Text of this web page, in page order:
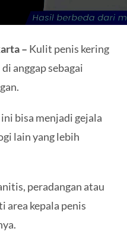
– Kulit penis kering
anggap sebagai
bisa menjadi gejala
lain yang lebih
peradangan atau
area kepala penis